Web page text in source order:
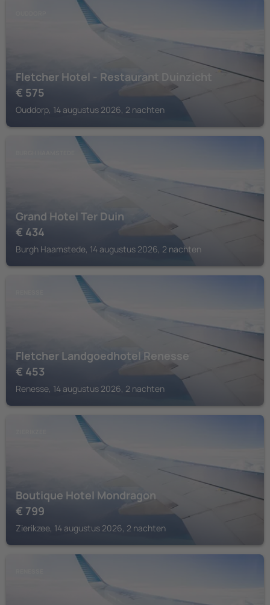
Fletcher Hotel - Restaurant Duinzicht
€ 575
Ouddorp, 14 augustus 2026, 2 nachten
Grand Hotel Ter Duin
€ 434
Burgh Haamstede, 14 augustus 2026, 2 nachten
Fletcher Landgoedhotel Renesse
€ 453
Renesse, 14 augustus 2026, 2 nachten
Boutique Hotel Mondragon
€ 799
Zierikzee, 14 augustus 2026, 2 nachten